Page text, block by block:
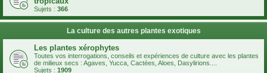
Sujets : 366
La culture des autres plantes exotiques
Les plantes xérophytes
Toutes vos interrogations, conseils et expériences de culture avec les plantes
de milieux secs : Agaves, Yucca, Cactées, Aloes, Dasylirions....
Sujets : 1909